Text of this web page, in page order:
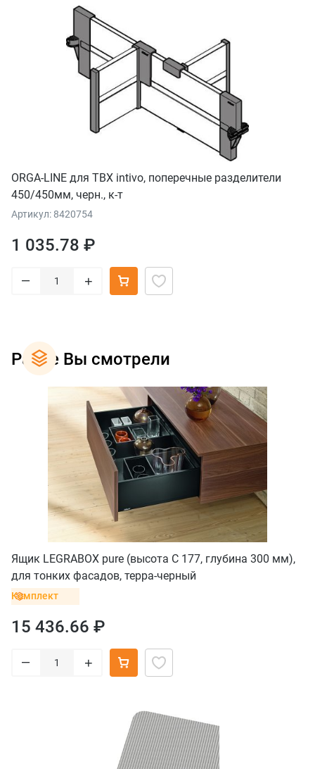
ORGA-LINE для TBX intivo, поперечные разделители
450/450мм, черн., к-т
Артикул: 8420754
1 035.78 ₽
– +
Ранее Вы смотрели
Ящик LEGRABOX pure (высота C 177, глубина 300 мм),
для тонких фасадов, терра-черный
Комплект
15 436.66 ₽
– +